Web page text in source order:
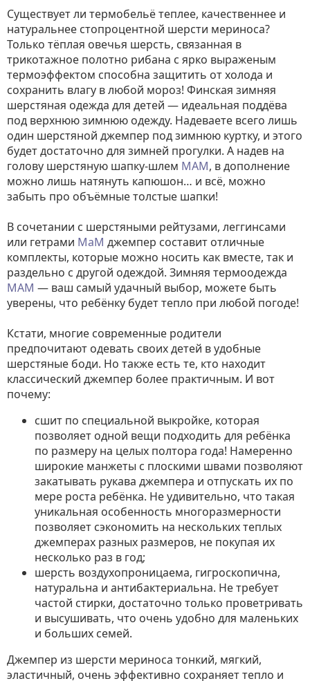
Существует ли термобельё теплее, качественнее и
натуральнее стопроцентной шерсти мериноса?
Только тёплая овечья шерсть, связанная в
трикотажное полотно рибана с ярко выраженым
термоэффектом способна защитить от холода и
сохранить влагу в любой мороз! Финская зимняя
шерстяная одежда для детей — идеальная поддёва
под верхнюю зимнюю одежду. Надеваете всего лишь
один шерстяной джемпер под зимнюю куртку, и этого
будет достаточно для зимней прогулки. А надев на
голову шерстяную шапку-шлем MAM, в дополнение
можно лишь натянуть капюшон… и всё, можно
забыть про объёмные толстые шапки!
В сочетании с шерстяными рейтузами, леггинсами
или гетрами МaM джемпер составит отличные
комплекты, которые можно носить как вместе, так и
раздельно с другой одеждой. Зимняя термоодежда
MAM — ваш самый удачный выбор, можете быть
уверены, что ребёнку будет тепло при любой погоде!
Кстати, многие современные родители
предпочитают одевать своих детей в удобные
шерстяные боди. Но также есть те, кто находит
классический джемпер более практичным. И вот
почему:
сшит по специальной выкройке, которая
позволяет одной вещи подходить для ребёнка
по размеру на целых полтора года! Намеренно
широкие манжеты с плоскими швами позволяют
закатывать рукава джемпера и отпускать их по
мере роста ребёнка. Не удивительно, что такая
уникальная особенность многоразмерности
позволяет сэкономить на нескольких теплых
джемперах разных размеров, не покупая их
несколько раз в год;
шерсть воздухопроницаема, гигроскопична,
натуральна и антибактериальна. Не требует
частой стирки, достаточно только проветривать
и высушивать, что очень удобно для маленьких
и больших семей.
Джемпер из шерсти мериноса тонкий, мягкий,
эластичный, очень эффективно сохраняет тепло и